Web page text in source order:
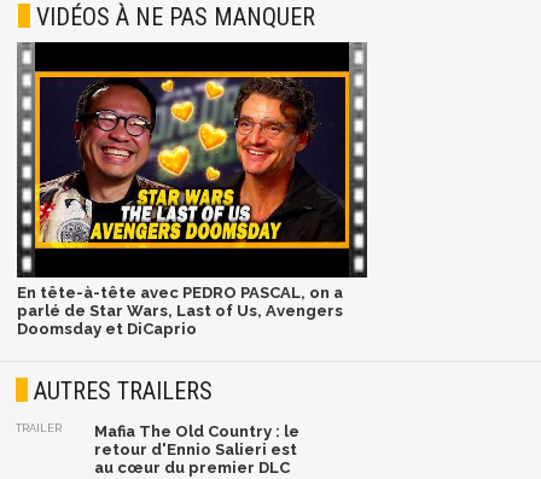
VIDÉOS À NE PAS MANQUER
En tête-à-tête avec PEDRO PASCAL, on a
parlé de Star Wars, Last of Us, Avengers
Doomsday et DiCaprio
AUTRES TRAILERS
TRAILER
Mafia The Old Country : le
retour d'Ennio Salieri est
au cœur du premier DLC